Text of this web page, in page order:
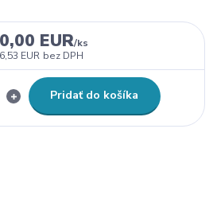
EUR/ks
EUR bez DPH
Pridať do košíka